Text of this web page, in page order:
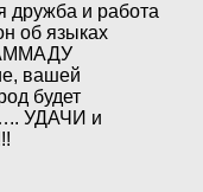
дружба и работа
об языках
вашей
будет
УДАЧИ и